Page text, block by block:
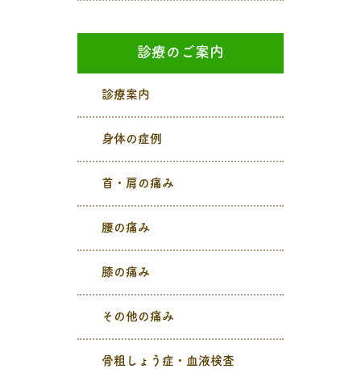
診療のご案内
診療案内
身体の症例
首・肩の痛み
腰の痛み
膝の痛み
その他の痛み
骨粗しょう症・血液検査